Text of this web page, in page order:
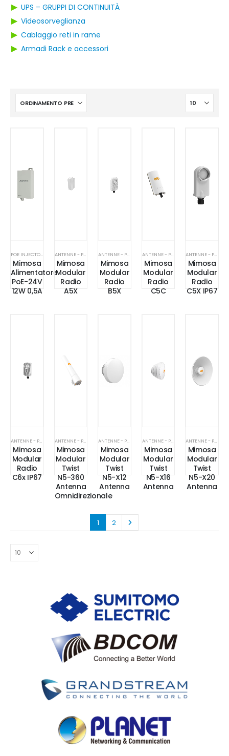
▶ UPS – GRUPPI DI CONTINUITÀ
▶ Videosorveglianza
▶ Cablaggio reti in rame
▶ Armadi Rack e accessori
POE INJECTOR
Mimosa
Alimentatore
PoE-24V
12W 0,5A
ANTENNE - PONTI RADIO
Mimosa
Modular
Radio
A5X
ANTENNE - PONTI RADIO
Mimosa
Modular
Radio
B5X
ANTENNE - PONTI RADIO
Mimosa
Modular
Radio
C5C
ANTENNE - PONTI RADIO
Mimosa
Modular
Radio
C5X IP67
ANTENNE - PONTI RADIO
Mimosa
Modular
Radio
C6x IP67
ANTENNE - PONTI RADIO
Mimosa
Modular
Twist
N5-360
Antenna
Omnidirezionale
ANTENNE - PONTI RADIO
Mimosa
Modular
Twist
N5-X12
Antenna
ANTENNE - PONTI RADIO
Mimosa
Modular
Twist
N5-X16
Antenna
ANTENNE - PONTI RADIO
Mimosa
Modular
Twist
N5-X20
Antenna
1 2